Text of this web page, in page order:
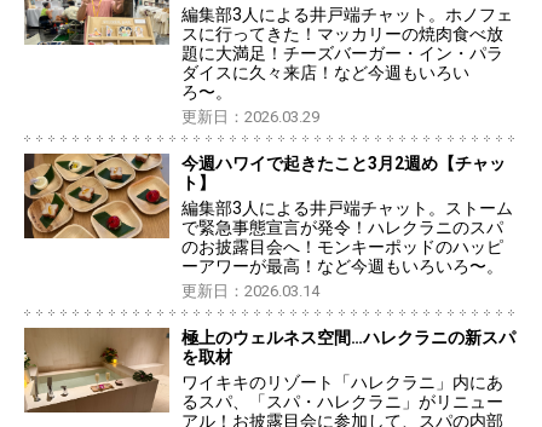
編集部3人による井戸端チャット。ホノフェ
スに行ってきた！マッカリーの焼肉食べ放
題に大満足！チーズバーガー・イン・パラ
ダイスに久々来店！など今週もいろい
ろ〜。
更新日：2026.03.29
今週ハワイで起きたこと3月2週め【チャッ
ト】
編集部3人による井戸端チャット。ストーム
で緊急事態宣言が発令！ハレクラニのスパ
のお披露目会へ！モンキーポッドのハッピ
ーアワーが最高！など今週もいろいろ〜。
更新日：2026.03.14
極上のウェルネス空間…ハレクラニの新スパ
を取材
ワイキキのリゾート「ハレクラニ」内にあ
るスパ、「スパ・ハレクラニ」がリニュー
アル！お披露目会に参加して、スパの内部